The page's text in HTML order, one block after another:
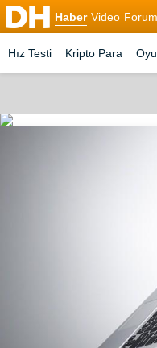
Haber Video Forum
Hız Testi Kripto Para